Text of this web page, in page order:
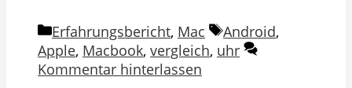
Kategorien
Erfahrungsbericht, Mac Schlagwörter
Android,
Apple, Macbook, vergleich, uhr
Kommentar hinterlassen